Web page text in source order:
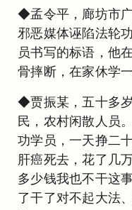
◆孟令平，廊坊市
邪恶媒体诬陷法轮
员书写的标语，他
骨摔断，在家休学一
◆贾振某，五十多
民，农村闲散人员
功学员，一天挣二
肝癌死去，花了几
多少钱我也不干这
了干了对不起大法